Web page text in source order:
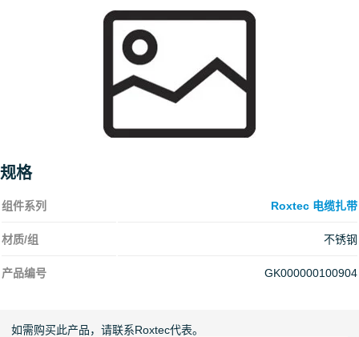
规格
组件系列 Roxtec 电缆扎带
材质/组 不锈钢
产品编号 GK000000100904
如需购买此产品，请联系Roxtec代表。